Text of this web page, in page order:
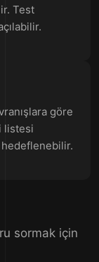
Test
göre
listesi
sormak için